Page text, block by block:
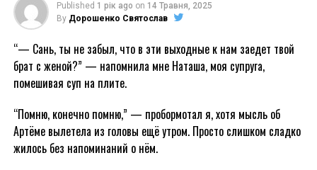
Published 1 рік ago on 14 Травня, 2025
By Дорошенко Святослав
“— Сань, ты не забыл, что в эти выходные к нам заедет твой
брат с женой?” — напомнила мне Наташа, моя супруга,
помешивая суп на плите.
“Помню, конечно помню,” — пробормотал я, хотя мысль об
Артёме вылетела из головы ещё утром. Просто слишком сладко
жилось без напоминаний о нём.